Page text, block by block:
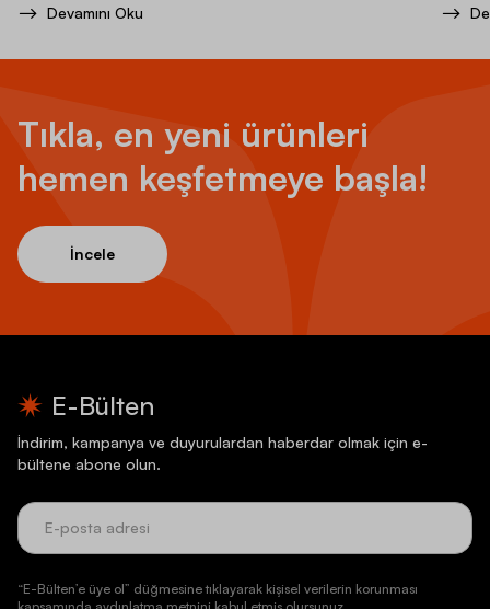
Devamını Oku
Tıkla, en yeni ürünleri
hemen keşfetmeye başla!
İncele
E-Bülten
İndirim, kampanya ve duyurulardan haberdar olmak için e-
bültene abone olun.
“E-Bülten’e üye ol” düğmesine tıklayarak kişisel verilerin korunması